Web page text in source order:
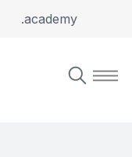
.academy